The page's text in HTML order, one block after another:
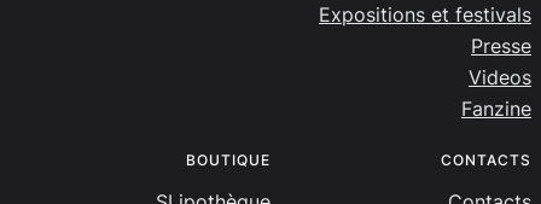
Expositions et festivals
Presse
Videos
Fanzine
BOUTIQUE CONTACTS